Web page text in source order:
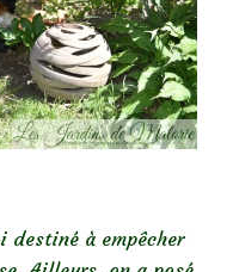
destiné à empêcher